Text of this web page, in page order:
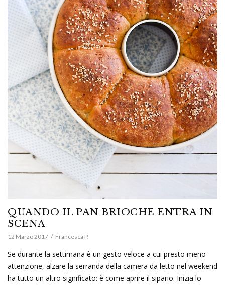
QUANDO IL PAN BRIOCHE ENTRA IN
SCENA
12 Marzo 2017 Francesca P.
Se durante la settimana è un gesto veloce a cui presto meno
attenzione, alzare la serranda della camera da letto nel weekend
ha tutto un altro significato: è come aprire il sipario. Inizia lo